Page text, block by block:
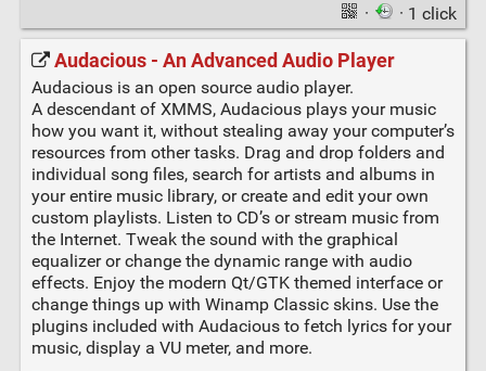
· · 1 click
Audacious - An Advanced Audio Player
Audacious is an open source audio player.
A descendant of XMMS, Audacious plays your music
how you want it, without stealing away your computer’s
resources from other tasks. Drag and drop folders and
individual song files, search for artists and albums in
your entire music library, or create and edit your own
custom playlists. Listen to CD’s or stream music from
the Internet. Tweak the sound with the graphical
equalizer or change the dynamic range with audio
effects. Enjoy the modern Qt/GTK themed interface or
change things up with Winamp Classic skins. Use the
plugins included with Audacious to fetch lyrics for your
music, display a VU meter, and more.